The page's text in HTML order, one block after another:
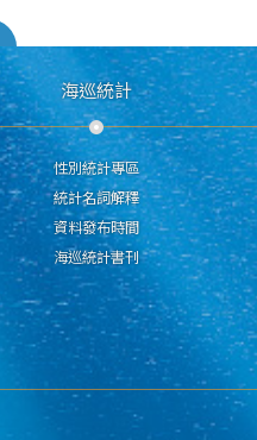
海巡統計
性別統計專區
統計名詞解釋
資料發布時間
海巡統計書刊